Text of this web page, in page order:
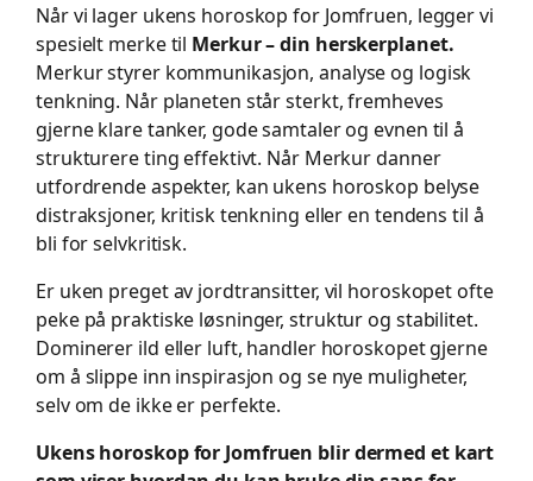
Når vi lager ukens horoskop for Jomfruen, legger vi
spesielt merke til Merkur – din herskerplanet.
Merkur styrer kommunikasjon, analyse og logisk
tenkning. Når planeten står sterkt, fremheves
gjerne klare tanker, gode samtaler og evnen til å
strukturere ting effektivt. Når Merkur danner
utfordrende aspekter, kan ukens horoskop belyse
distraksjoner, kritisk tenkning eller en tendens til å
bli for selvkritisk.
Er uken preget av jordtransitter, vil horoskopet ofte
peke på praktiske løsninger, struktur og stabilitet.
Dominerer ild eller luft, handler horoskopet gjerne
om å slippe inn inspirasjon og se nye muligheter,
selv om de ikke er perfekte.
Ukens horoskop for Jomfruen blir dermed et kart